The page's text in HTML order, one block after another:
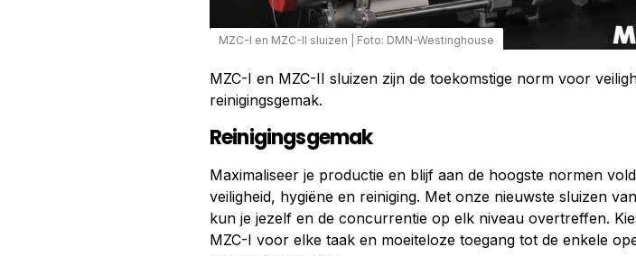
MZC-I en MZC-II sluizen Foto: DMN-Westinghouse
MZC-I en MZC-II sluizen zijn de toekomstige norm voor
reinigingsgemak.
Reinigingsgemak
Maximaliseer je productie en blijf aan de hoogste normen
veiligheid, hygiëne en reiniging. Met onze nieuwste sluizen
kun je jezelf en de concurrentie op elk niveau overtreffen.
MZC-I voor elke taak en moeiteloze toegang tot de enkele